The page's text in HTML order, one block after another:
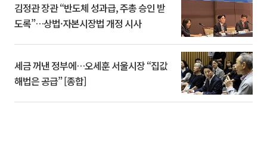
김정관 장관 “반도체 성과급, 주총 승인 받
도록”…상법·자본시장법 개정 시사
세금 꺼낸 정부에…오세훈 서울시장 “집값
해법은 공급” [종합]